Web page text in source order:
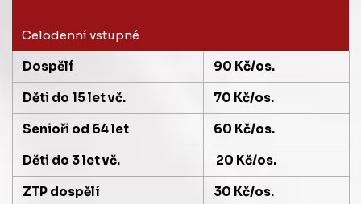
Celodenní vstupné
Dospělí 90 Kč/os.
Děti do 15 let vč. 70 Kč/os.
Senioři od 64 let 60 Kč/os.
Děti do 3 let vč. 20 Kč/os.
ZTP dospělí 30 Kč/os.